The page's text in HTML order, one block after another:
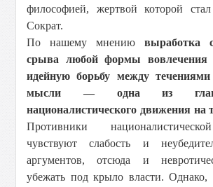
философией, жертвой которой
Сократ.
По нашему мнению выработка
срыва любой формы вовлечения
идейную борьбу между течениями
мысли — одна из
националистического движения на
Противники
чувствуют слабость и
аргументов, отсюда и
убежать под крыло власти. Однако,